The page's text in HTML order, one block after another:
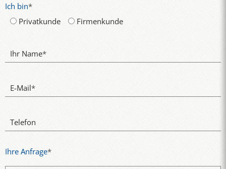
Ich bin*
Privatkunde
Firmenkunde
Ihr Name*
E-Mail*
Telefon
Ihre Anfrage*